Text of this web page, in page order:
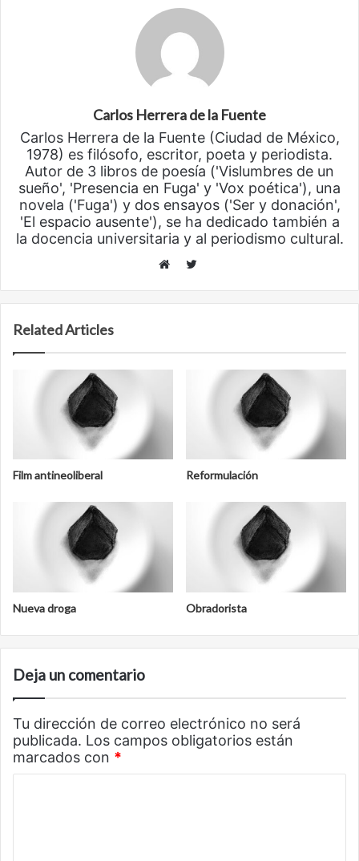
Carlos Herrera de la Fuente
Carlos Herrera de la Fuente (Ciudad de México,
1978) es filósofo, escritor, poeta y periodista.
Autor de 3 libros de poesía ('Vislumbres de un
sueño', 'Presencia en Fuga' y 'Vox poética'), una
novela ('Fuga') y dos ensayos ('Ser y donación',
'El espacio ausente'), se ha dedicado también a
la docencia universitaria y al periodismo cultural.
Twitter
Related Articles
Film antineoliberal Reformulación
Nueva droga Obradorista
Deja un comentario
Tu dirección de correo electrónico no será
publicada. Los campos obligatorios están
marcados con *